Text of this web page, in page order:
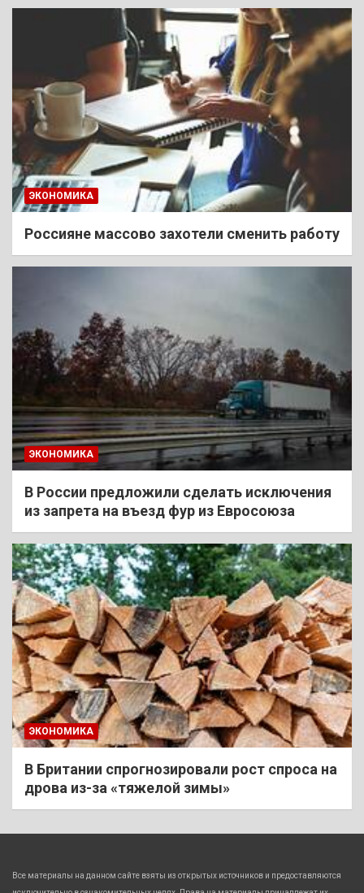
ЭКОНОМИКА
Россияне массово захотели сменить работу
ЭКОНОМИКА
В России предложили сделать исключения
из запрета на въезд фур из Евросоюза
ЭКОНОМИКА
В Британии спрогнозировали рост спроса на
дрова из-за «тяжелой зимы»
Все материалы на данном сайте взяты из открытых источников и предоставляются